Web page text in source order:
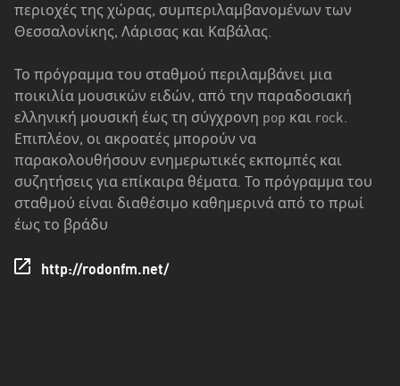
Ιόνια
Κεντρική
Μακεδονία
Κρήτη
Νότιο
Αιγαίο
Πελοπόννησος
Στερεά
περιοχές της χώρας, συμπεριλαμβανομένων των
Θεσσαλονίκης, Λάρισας και Καβάλας.
Το πρόγραμμα του σταθμού περιλαμβάνει μια
ποικιλία μουσικών ειδών, από την παραδοσιακή
ελληνική μουσική έως τη σύγχρονη pop και rock.
Επιπλέον, οι ακροατές μπορούν να
παρακολουθήσουν ενημερωτικές εκπομπές και
συζητήσεις για επίκαιρα θέματα. Το πρόγραμμα του
σταθμού είναι διαθέσιμο καθημερινά από το πρωί
έως το βράδυ
http://rodonfm.net/